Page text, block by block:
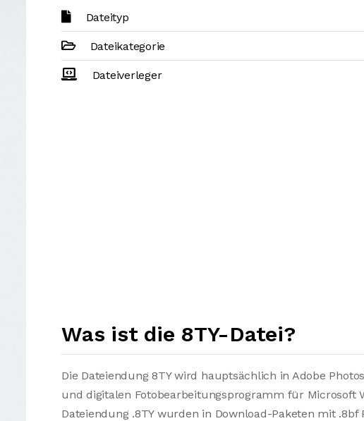
Dateityp
Dateikategorie
Dateiverleger
Was ist die 8TY-Datei?
Die Dateiendung 8TY wird hauptsächlich in Adobe
und digitalen Fotobearbeitungsprogramm für Microsoft
Dateiendung .8TY wurden in Download-Paketen mit